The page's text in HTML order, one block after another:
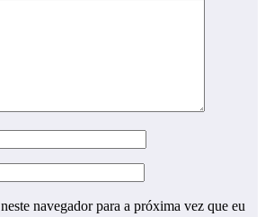
navegador para a próxima vez que eu